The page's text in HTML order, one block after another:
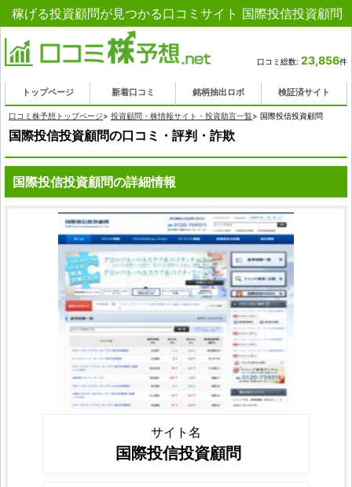
稼げる投資顧問が見つかる口コミサイト 国際投信投資顧問
口コミ総数: 23,856件
トップページ 新着口コミ 銘柄抽出ロボ 検証済サイト
口コミ株予想トップページ> 投資顧問・株情報サイト・投資助言一覧> 国際投信投資顧問
国際投信投資顧問の口コミ・評判・詐欺
国際投信投資顧問の詳細情報
サイト名
国際投信投資顧問